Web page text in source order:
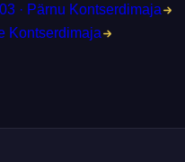
· Pärnu Kontserdimaja